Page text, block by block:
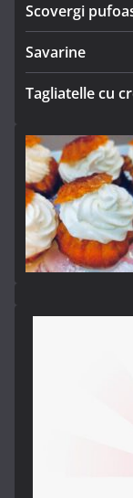
Scovergi
Savarine
Tagliatelle cu